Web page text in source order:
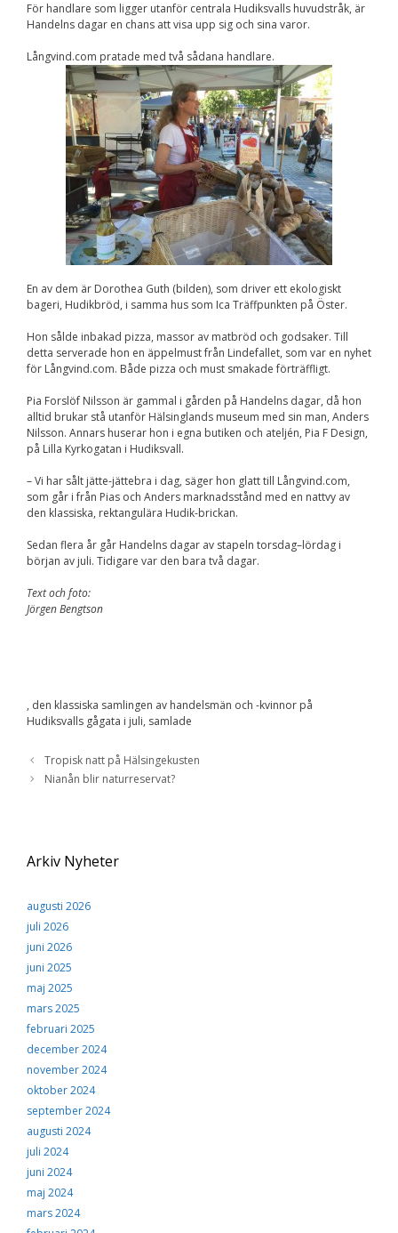
För handlare som ligger utanför centrala Hudiksvalls huvudstråk, är
Handelns dagar en chans att visa upp sig och sina varor.
Långvind.com pratade med två sådana handlare.
En av dem är Dorothea Guth (bilden), som driver ett ekologiskt
bageri, Hudikbröd, i samma hus som Ica Träffpunkten på Öster.
Hon sålde inbakad pizza, massor av matbröd och godsaker. Till
detta serverade hon en äppelmust från Lindefallet, som var en nyhet
för Långvind.com. Både pizza och must smakade förträffligt.
Pia Forslöf Nilsson är gammal i gården på Handelns dagar, då hon
alltid brukar stå utanför Hälsinglands museum med sin man, Anders
Nilsson. Annars huserar hon i egna butiken och ateljén, Pia F Design,
på Lilla Kyrkogatan i Hudiksvall.
– Vi har sålt jätte-jättebra i dag, säger hon glatt till Långvind.com,
som går i från Pias och Anders marknadsstånd med en nattvy av
den klassiska, rektangulära Hudik-brickan.
Sedan flera år går Handelns dagar av stapeln torsdag–lördag i
början av juli. Tidigare var den bara två dagar.
Text och foto:
Jörgen Bengtson
, den klassiska samlingen av handelsmän och -kvinnor på
Hudiksvalls gågata i juli, samlade
Tropisk natt på Hälsingekusten
Nianån blir naturreservat?
Arkiv Nyheter
augusti 2026
juli 2026
juni 2026
juni 2025
maj 2025
mars 2025
februari 2025
december 2024
november 2024
oktober 2024
september 2024
augusti 2024
juli 2024
juni 2024
maj 2024
mars 2024
För att vår
hemsida ska
prestera så bra
som möjligt
under ditt
besök. Om du
nekar de här
kakorna
kommer viss
funktionalitet
att försvinna
från
hemsidan.
Marknadsföring
Genom att dela med
och ditt beteende när
du surfar ökar du
chansen att få se
innehåll och
erbjudanden.